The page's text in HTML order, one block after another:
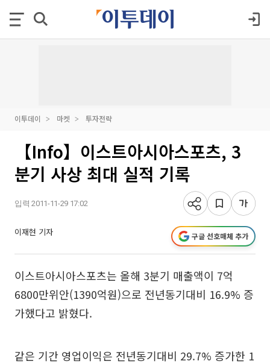
이투데이 마켓 투자전략
【Info】이스트아시아스포츠, 3
분기 사상 최대 실적 기록
입력 2011-11-29 17:02
이재현 기자 구글 선호매체 추가
이스트아시아스포츠는 올해 3분기 매출액이 7억
6800만위안(1390억원)으로 전년동기대비 16.9% 증
가했다고 밝혔다.
같은 기간 영업이익은 전년동기대비 29.7% 증가한 1